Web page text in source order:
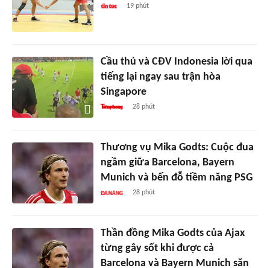
19 phút
Cầu thủ và CĐV Indonesia lời qua
tiếng lại ngay sau trận hòa
Singapore
28 phút
Thương vụ Mika Godts: Cuộc đua
ngầm giữa Barcelona, Bayern
Munich và bến đỗ tiềm năng PSG
28 phút
Thần đồng Mika Godts của Ajax
từng gây sốt khi được cả
Barcelona và Bayern Munich săn